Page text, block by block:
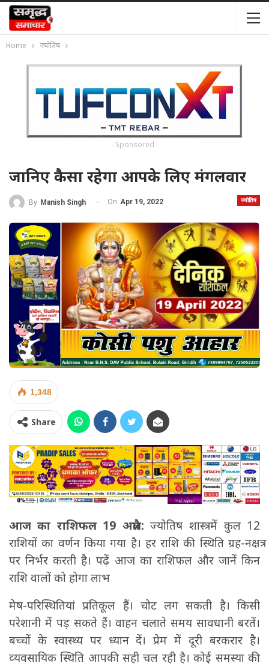
Home ज्योतिष
- Sponsored -
जानिए कैसा रहेगा आपके लिए मंगलवार
ज्योतिष
By Manish Singh On Apr 19, 2022
1,348
Share
आज का राशिफल 19 अप्रैल: ज्योतिष शास्त्र में कुल 12
राशियों का वर्णन किया गया है। हर राशि की स्थिति ग्रह-नक्षत्र
पर निर्भर करती है। पढ़ें आज का राशिफल और जानें किन
राशि वालों को होगा लाभ
मेष-परिस्थितियां प्रतिकूल हैं। चोट लग सकती है। किसी
परेशानी में पड़ सकते हैं। वाहन चलाते समय सावधानी बरतें।
बच्‍चों के स्‍वास्‍थ्‍य पर ध्‍यान दें। प्रेम में दूरी बरकरार है।
व्‍यवसायिक स्थिति आपकी सही चल रही है। कोई समस्‍या की